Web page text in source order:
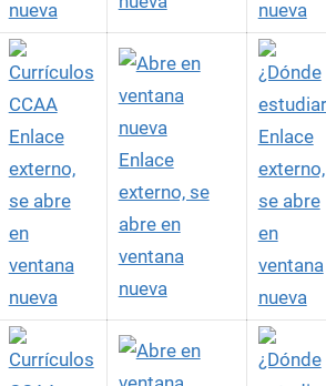
nueva
nueva
Enlace
externo,
se abre
en
ventana
nueva
Enlace
externo, se
abre en
ventana
nueva
Enlace
externo,
se abre
en
ventana
nueva